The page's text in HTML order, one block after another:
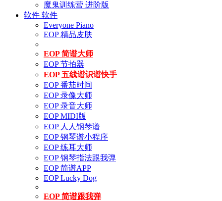
魔鬼训练营 进阶版
软件 软件
Everyone Piano
EOP 精品皮肤
EOP 简谱大师
EOP 节拍器
EOP 五线谱识谱快手
EOP 番茄时间
EOP 录像大师
EOP 录音大师
EOP MIDI版
EOP 人人钢琴谱
EOP 钢琴谱小程序
EOP 练耳大师
EOP 钢琴指法跟我弹
EOP 简谱APP
EOP Lucky Dog
EOP 简谱跟我弹